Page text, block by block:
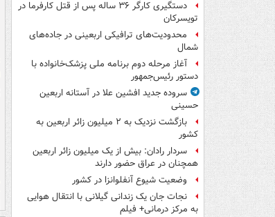
دستگیری کارگر ۳۶ ساله پس از قتل کارفرما در
تویسرکان
محدودیت‌های ترافیکی اربعینی در جاده‌های
شمال‌
آغاز مرحله دوم برنامه ملی پزشک‌خانواده با
دستور رئیس‌جمهور
سروده جدید افشین علا در آستانه اربعین
حسینی
بازگشت نزدیک به ۲ میلیون زائر اربعین به
کشور
سردار رادان: بیش از یک میلیون زائر اربعین
همچنان در عراق حضور دارند
وضعیت شیوع آنفلوانزا در کشور
نجات جان یک زندانی گیلانی با انتقال هوایی
به مرکز درمانی+ فیلم